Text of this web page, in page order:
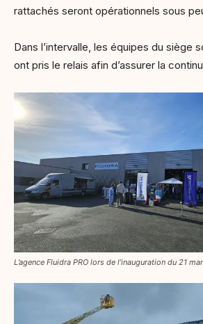
rattachés seront opérationnels sous
Dans l’intervalle, les équipes du siège
ont pris le relais afin d’assurer la
L’agence Fluidra PRO lors de l’inauguration du 21